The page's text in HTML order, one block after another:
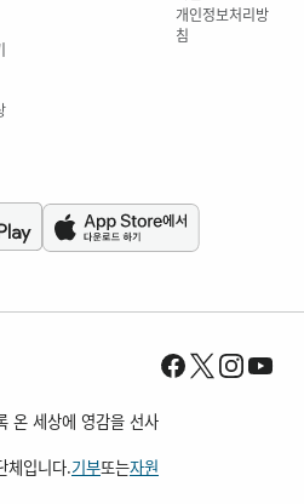
개인정보처리방
침
온 세상에 영감을 선사
체입니다.기부또는자원